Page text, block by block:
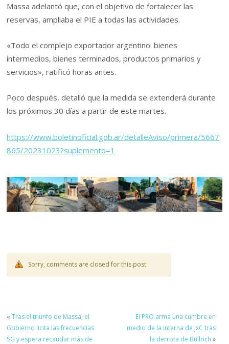
Massa adelantó que, con el objetivo de fortalecer las
reservas, ampliaba el PIE a todas las actividades.
«Todo el complejo exportador argentino: bienes
intermedios, bienes terminados, productos primarios y
servicios», ratificó horas antes.
Poco después, detalló que la medida se extenderá durante
los próximos 30 días a partir de este martes.
https://www.boletinoficial.gob.ar/detalleAviso/primera/5667
865/20231023?suplemento=1
Sorry, comments are closed for this post
«Tras el triunfo de Massa, el
Gobierno licita las frecuencias
5G y espera recaudar más de
El PRO arma una cumbre en
medio de la interna de JxC tras
la derrota de Bullrich »